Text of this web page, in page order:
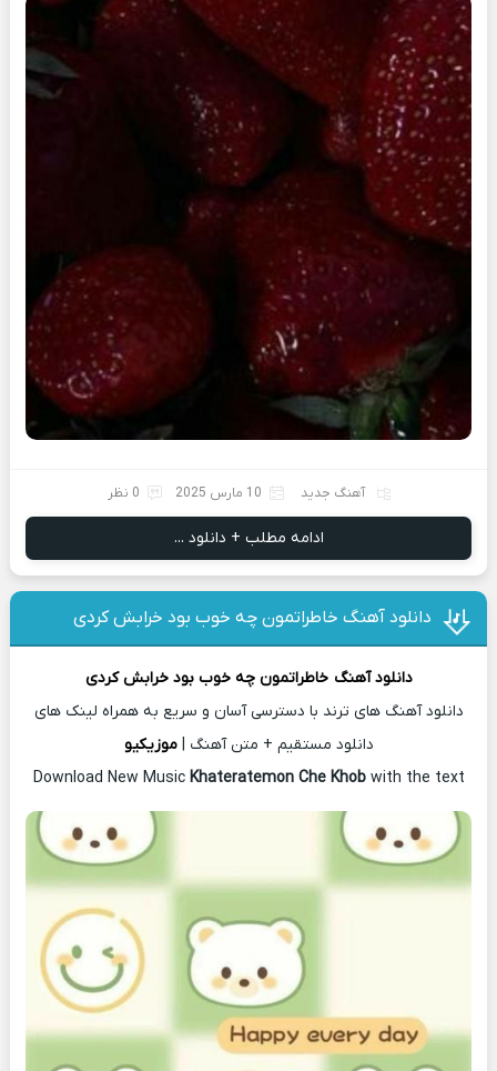
آهنگ جدید 10 مارس 2025 0 نظر
ادامه مطلب + دانلود ...
دانلود آهنگ خاطراتمون چه خوب بود خرابش کردی
دانلود آهنگ خاطراتمون چه خوب بود خرابش کردی
دانلود آهنگ های ترند با دسترسی آسان و سریع به همراه لینک های
دانلود مستقیم + متن آهنگ | موزیکیو
Download New Music Khateratemon Che Khob with the text